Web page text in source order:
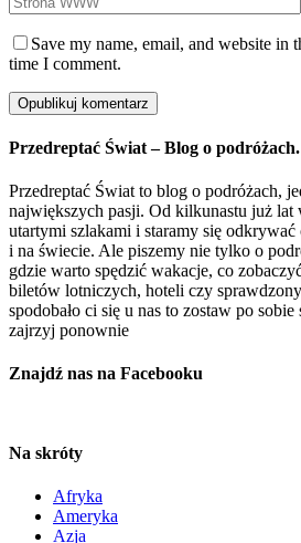
Save my name, email, and website in
time I comment.
Przedreptać Świat – Blog o podróżach.
Przedreptać Świat to blog o podróżach,
największych pasji. Od kilkunastu już lat
utartymi szlakami i staramy się
i na świecie. Ale piszemy nie tylko o
gdzie warto spędzić wakacje, co
biletów lotniczych, hoteli czy
spodobało ci się u nas to zostaw po
zajrzyj ponownie
Znajdź nas na Facebooku
Na skróty
Afryka
Ameryka
Azja